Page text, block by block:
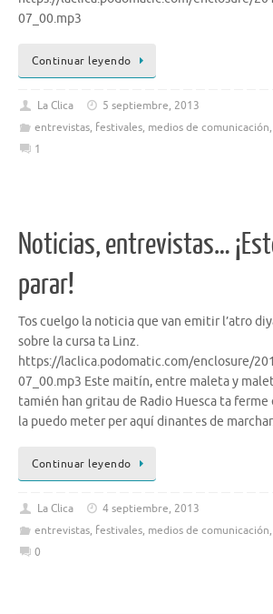
07_00.mp3
Continuar leyendo
La Clica
5 septiembre, 2013
entrevistas, festivales, medios de comunicación,
1
Noticias, entrevistas…
parar!
Tos cuelgo la noticia que van emitir l’atro
sobre la cursa ta Linz.
https://laclica.podomatic.com/enclosure/
07_00.mp3 Este maitín, entre maleta y
tamién han gritau de Radio Huesca ta
la puedo meter per aquí dinantes de
Continuar leyendo
La Clica
4 septiembre, 2013
entrevistas, festivales, medios de comunicación,
0